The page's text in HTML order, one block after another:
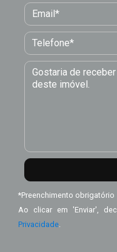
*Preenchimento obrigatório
Ao clicar em 'Enviar',
Privacidade